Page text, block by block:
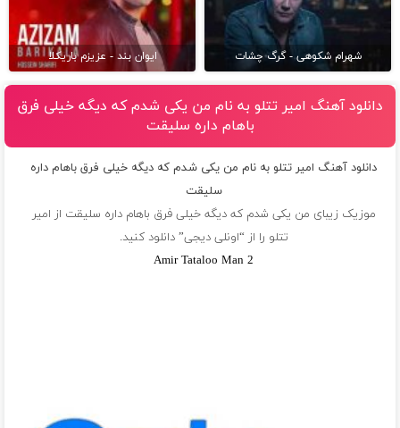
شهرام شکوهی - گرگ چشات ایوان بند - عزیزم باریکلا
دانلود آهنگ امیر تتلو به نام من يكى شدم كه ديگه خيلى فرق
باهام داره سليقت
دانلود آهنگ امیر تتلو به نام من يكى شدم كه ديگه خيلى فرق باهام داره
سليقت
موزیک زیبای من يكى شدم كه ديگه خيلى فرق باهام داره سليقت از امیر
تتلو را از “اونلی دیجی” دانلود کنید.
Amir Tataloo Man 2